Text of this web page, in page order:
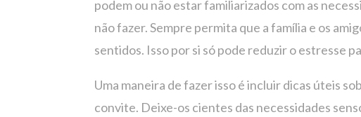
podem ou não estar familiarizados com as
não fazer. Sempre permita que a família e os
sentidos. Isso por si só pode reduzir o estresse
Uma maneira de fazer isso é incluir dicas úteis
convite. Deixe-os cientes das necessidades